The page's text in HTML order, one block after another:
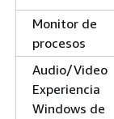
Monitor de
procesos
Audio/Video
Experiencia
Windows de